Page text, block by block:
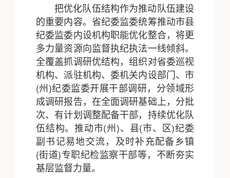
把优化队伍结构作为推动队伍建设
的重要内容。省纪委监委统筹推动市县
纪委监委内设机构职能优化整合，将更
多力量资源向监督执纪执法一线倾斜。
全覆盖抓调研优结构，组织对省委巡视
机构、派驻机构、委机关内设部门、市
(州)纪委监委开展干部调研，分领域形
成调研报告，在全面调研基础上，分批
次、有计划调整配备干部，持续优化队
伍结构。推动市(州)、县(市、区)纪委
副书记易地交流，及时补充配备乡镇
(街道)专职纪检监察干部等，不断夯实
基层监督力量。